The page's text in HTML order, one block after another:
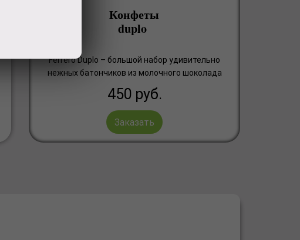
Конфеты
duplo
Ferrero Duplo – большой набор удивительно
нежных батончиков из молочного шоколада
450 руб.
Заказать